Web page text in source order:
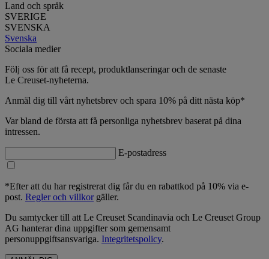
Land och språk
SVERIGE
SVENSKA
Svenska
Sociala medier
Följ oss för att få recept, produktlanseringar och de senaste
Le Creuset-nyheterna.
Anmäl dig till vårt nyhetsbrev och spara 10% på ditt nästa köp*
Var bland de första att få personliga nyhetsbrev baserat på dina
intressen.
E-postadress
*Efter att du har registrerat dig får du en rabattkod på 10% via e-
post. Regler och villkorgäller.
Du samtycker till att Le Creuset Scandinavia och Le Creuset Group
AG hanterar dina uppgifter som gemensamt
personuppgiftsansvariga. Integritetspolicy.